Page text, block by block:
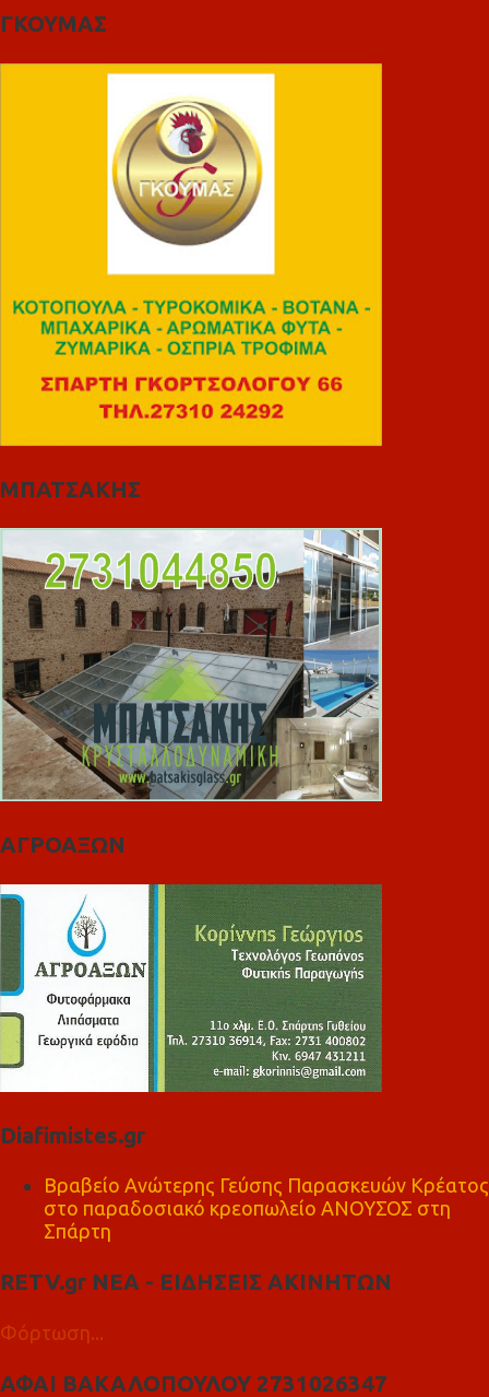
ΓΚΟΥΜΑΣ
ΜΠΑΤΣΑΚΗΣ
ΑΓΡΟΑΞΩΝ
Diafimistes.gr
Βραβείο Ανώτερης Γεύσης Παρασκευών Κρέατος
στο παραδοσιακό κρεοπωλείο ΑΝΟΥΣΟΣ στη
Σπάρτη
RETV.gr ΝΕΑ - ΕΙΔΗΣΕΙΣ ΑΚΙΝΗΤΩΝ
Φόρτωση...
ΑΦΑΙ ΒΑΚΑΛΟΠΟΥΛΟΥ 2731026347